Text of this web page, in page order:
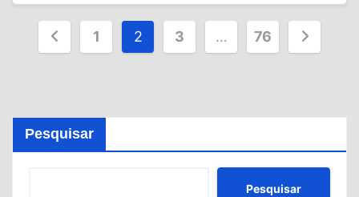
Paginação
1 2 3 … 76
Pesquisar
Pesquisar